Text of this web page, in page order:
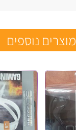
מוצרים נוספים